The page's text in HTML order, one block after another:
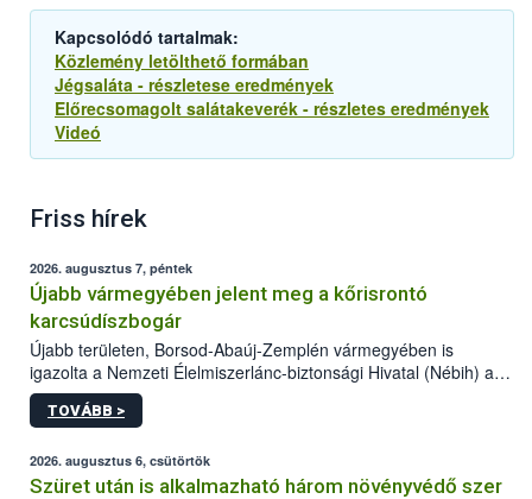
Kapcsolódó tartalmak:
Közlemény letölthető formában
Jégsaláta - részletese eredmények
Előrecsomagolt salátakeverék - részletes eredmények
Videó
Friss hírek
2026. augusztus 7, péntek
Újabb vármegyében jelent meg a kőrisrontó
karcsúdíszbogár
Újabb területen, Borsod-Abaúj-Zemplén vármegyében is
igazolta a Nemzeti Élelmiszerlánc-biztonsági Hivatal (Nébih) a
kőrisrontó karcsúdíszbogár (Agrilus planipennis) jelenlétét. A
kártevőt nem csak színcsapdában találták meg, de már fertőzött
az intenzív felderítést, emellett az intézkedéseket a szlovák
hatósággal is összehangolják a terjedés megállítása érdekében.
TOVÁBB >
2026. augusztus 6, csütörtök
Szüret után is alkalmazható három növényvédő szer